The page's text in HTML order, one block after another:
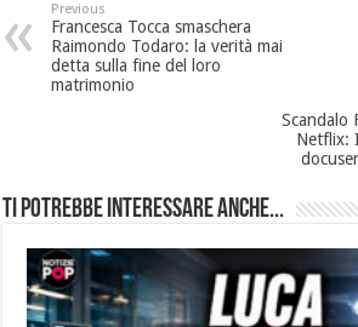
Previous
Francesca Tocca smaschera
Raimondo Todaro: la verità mai
detta sulla fine del loro
matrimonio
Scandalo
Netflix:
Ti potrebbe interessare anche...